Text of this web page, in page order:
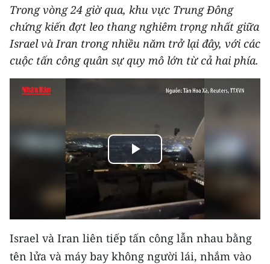
XÃ HỘI
PHÁP LUẬT
THỂ THAO
GIÁO DỤC
KHOA HỌC - CÔNG NGHỆ
MÔI TRƯỜNG
Trong vòng 24 giờ qua, khu vực Trung Đông
chứng kiến đợt leo thang nghiêm trọng nhất giữa
Israel và Iran trong nhiều năm trở lại đây, với các
cuộc tấn công quân sự quy mô lớn từ cả hai phía.
Play
Video
Israel và Iran liên tiếp tấn công lẫn nhau bằng
tên lửa và máy bay không người lái, nhắm vào